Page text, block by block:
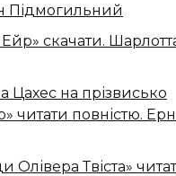
Підмогильний
скачати.
Цахес на прізвисько
читати повністю.
Олівера Твіста»